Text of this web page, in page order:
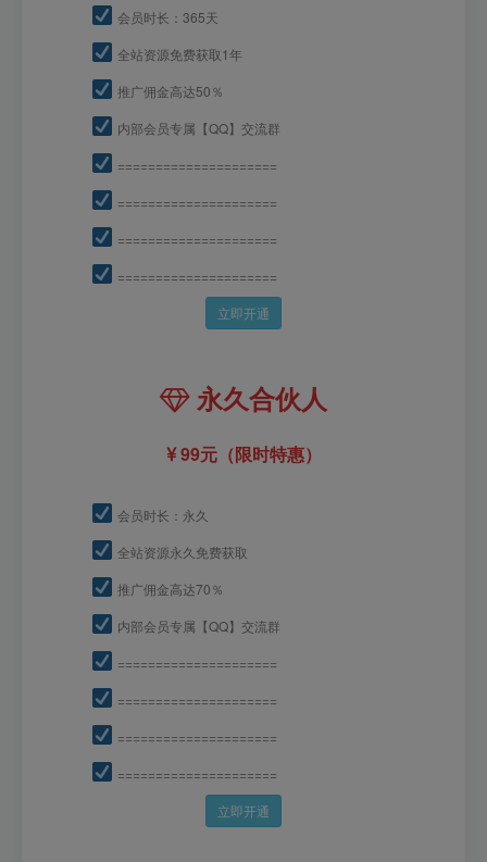
会员时长：365天
全站资源免费获取1年
推广佣金高达50％
内部会员专属【QQ】交流群
=====================
=====================
=====================
=====================
立即开通
永久合伙人
99元（限时特惠）
会员时长：永久
全站资源永久免费获取
推广佣金高达70％
内部会员专属【QQ】交流群
=====================
=====================
=====================
=====================
立即开通